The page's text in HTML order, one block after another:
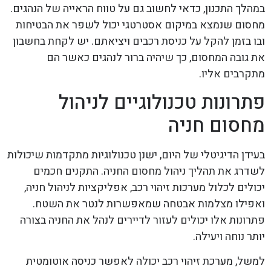
במהלך התכנון, כדאי לחשוב גם על טווח הראייה של הנהגים.
מחסום שנמצא במיקום אסטרטגי יכול לשפר את הבטיחות
ובו בזמן להקל על כניסת רכבים ויציאתם. יש לקחת בחשבון
את גובה המחסום, כך שיהיה ברור לנהגים כאשר הם
מתקרבים אליו.
פתרונות טכנולוגיים לניהול
מחסום חניה
בעידן הדיגיטלי של היום, ישנן טכנולוגיות מתקדמות שיכולות
לשדרג את תהליך ניהול מחסום החניה. התקנים חכמים
יכולים לכלול מערכות זיהוי רכב, אפליקציות לניהול חניה,
ואפילו מצלמות אבטחה שמאפשרות לנטר את השטח.
פתרונות אלו יכולים לעזור לדיירים לנהל את החניה בצורה
יותר נוחה ויעילה.
למשל, מערכת זיהוי רכב יכולה לאפשר כניסה אוטומטית